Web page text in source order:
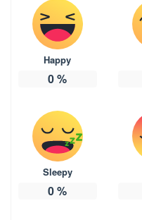
Happy
0%
Sleepy
0%